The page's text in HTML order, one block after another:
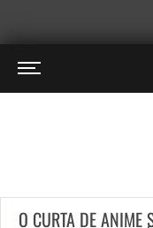
O CURTA DE ANIME